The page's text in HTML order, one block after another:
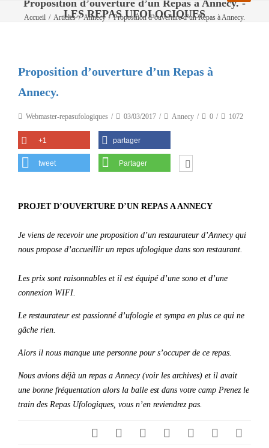
Proposition d’ouverture d’un Repas à Annecy. -
LES REPAS UFOLOGIQUES
Accueil / Articles / Annecy / Proposition d’ouverture d’un Repas à Annecy.
Proposition d’ouverture d’un Repas à
Annecy.
Webmaster-repasufologiques 03/03/2017 Annecy 0 1072
+1 partager
tweet Partager
PROJET D’OUVERTURE D’UN REPAS A ANNECY
Je viens de recevoir une proposition d’un restaurateur d’Annecy qui
nous propose d’accueillir un repas ufologique dans son restaurant.
Les prix sont raisonnables et il est équipé d’une sono et d’une
connexion WIFI.
Le restaurateur est passionné d’ufologie et sympa en plus ce qui ne
gâche rien.
Alors il nous manque une personne pour s’occuper de ce repas.
Nous avions déjà un repas a Annecy (voir les archives) et il avait
une bonne fréquentation alors la balle est dans votre camp Prenez le
train des Repas Ufologiques, vous n’en reviendrez pas.